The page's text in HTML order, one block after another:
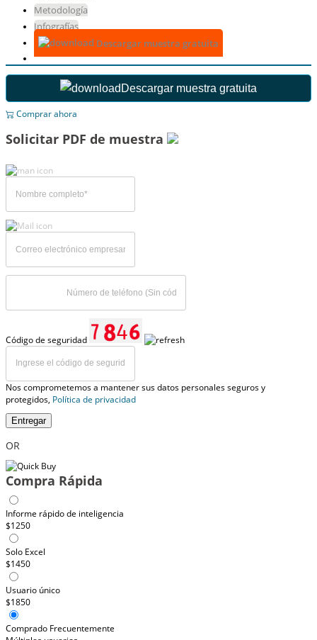
Metodología
Infografías
Descargar muestra gratuita
Descargar muestra gratuita
Comprar ahora
Solicitar PDF de muestra
Código de seguridad
Nos comprometemos a mantener sus datos personales seguros y
protegidos, Política de privacidad
Entregar
OR
Compra Rápida
Informe rápido de inteligencia
$1250
Solo Excel
$1450
Usuario único
$1850
Comprado Frecuentemente